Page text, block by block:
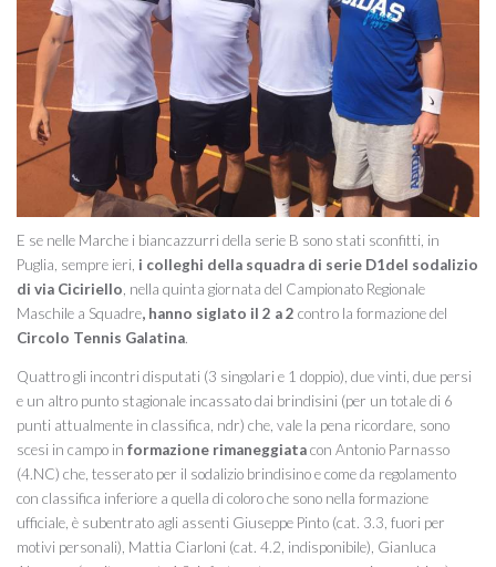
E se nelle Marche i biancazzurri della serie B sono stati sconfitti, in
Puglia, sempre ieri, i colleghi della squadra di serie D1del sodalizio
di via Ciciriello , nella quinta giornata del Campionato Regionale
Maschile a Squadre, hanno siglato il 2 a 2 contro la formazione del
Circolo Tennis Galatina.
Quattro gli incontri disputati (3 singolari e 1 doppio), due vinti, due persi
e un altro punto stagionale incassato dai brindisini (per un totale di 6
punti attualmente in classifica, ndr) che, vale la pena ricordare, sono
scesi in campo in formazione rimaneggiatacon Antonio Parnasso
(4.NC) che, tesserato per il sodalizio brindisino e come da regolamento
con classifica inferiore a quella di coloro che sono nella formazione
ufficiale, è subentrato agli assenti Giuseppe Pinto (cat. 3.3, fuori per
motivi personali), Mattia Ciarloni (cat. 4.2, indisponibile), Gianluca